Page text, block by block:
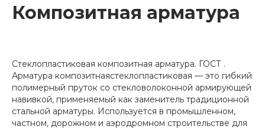
Композитная арматура
Стеклопластиковая композитная арматура. ГОСТ .
Арматура композитнаястеклопластиковая — это гибкий
полимерный пруток со стекловолоконной армирующей
навивкой, применяемый как заменитель традиционной
стальной арматуры. Используется в промышленном,
частном, дорожном и аэродромном строительстве для